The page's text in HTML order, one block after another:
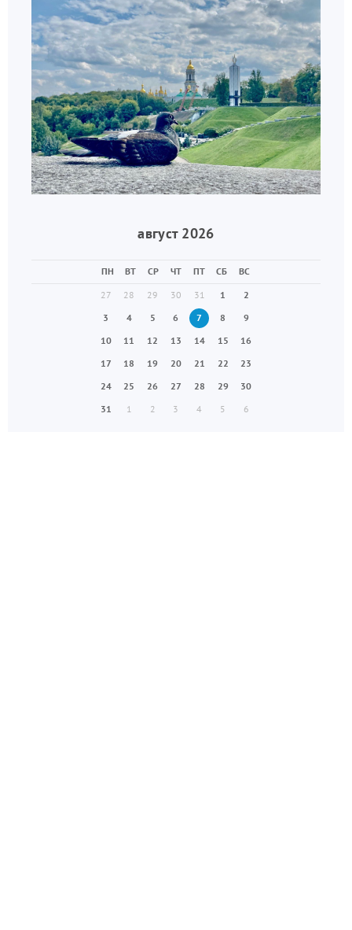
август 2026
ПН ВТ СР ЧТ ПТ СБ
ВС
27
28 29 30 31 1
2
3
4 5 6 7 8
9
10
11 12 13 14 15
16
17
18 19 20 21 22
23
24
25 26 27 28 29
30
31
1 2 3 4 5 6